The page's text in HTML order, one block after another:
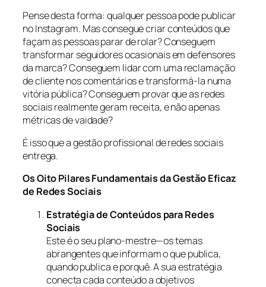
Pense desta forma: qualquer pessoa pode publicar
no Instagram. Mas consegue criar conteúdos que
façam as pessoas parar de rolar? Conseguem
transformar seguidores ocasionais em defensores
da marca? Conseguem lidar com uma reclamação
de cliente nos comentários e transformá-la numa
vitória pública? Conseguem provar que as redes
sociais realmente geram receita, e não apenas
métricas de vaidade?
É isso que a gestão profissional de redes sociais
entrega.
Os Oito Pilares Fundamentais da Gestão Eficaz
de Redes Sociais
Estratégia de Conteúdos para Redes
Sociais
Este é o seu plano-mestre—os temas
abrangentes que informam o que publica,
quando publica e porquê. A sua estratégia
conecta cada conteúdo a objetivos